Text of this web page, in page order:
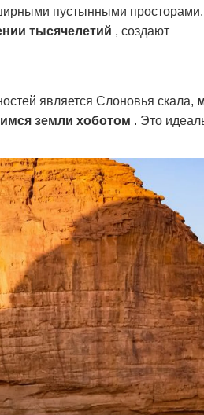
пустынными просторами.
тысячелетий , создают
является Слоновья скала,
земли хоботом . Это